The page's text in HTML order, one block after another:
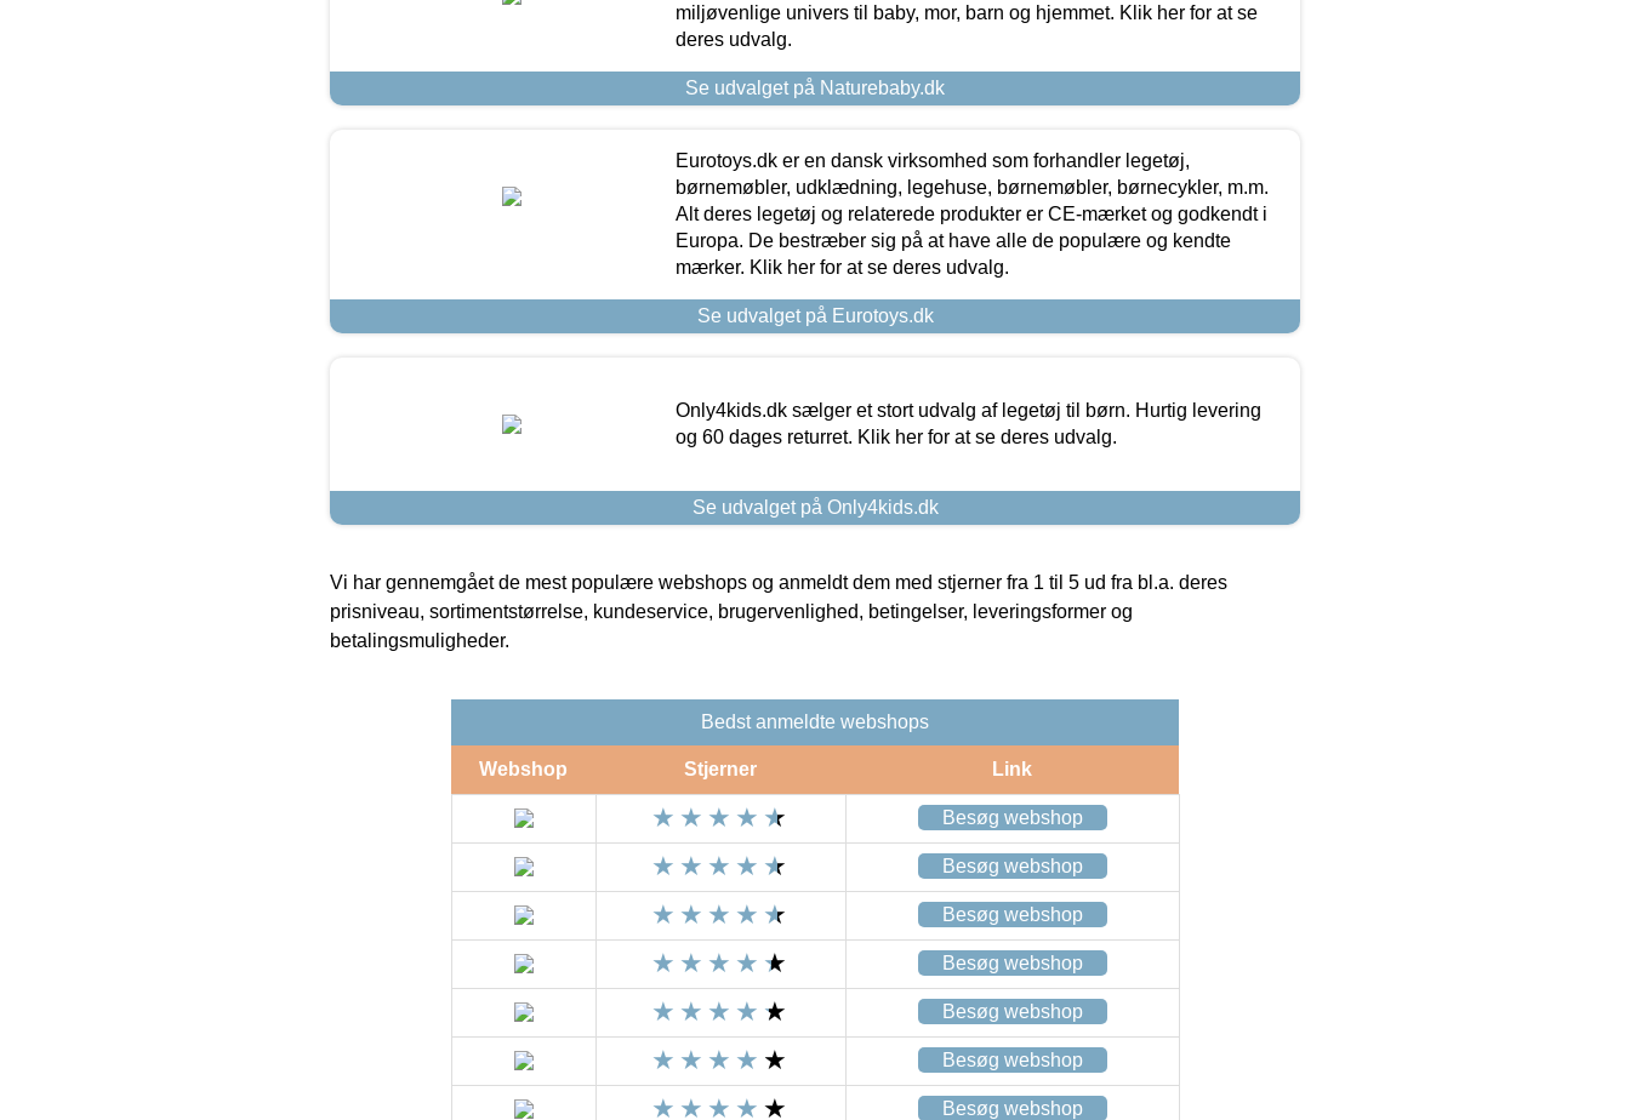
miljøvenlige univers til baby, mor, barn og hjemmet. Klik her for at se
deres udvalg.
Se udvalget på Naturebaby.dk
Eurotoys.dk er en dansk virksomhed som forhandler legetøj,
børnemøbler, udklædning, legehuse, børnemøbler, børnecykler, m.m.
Alt deres legetøj og relaterede produkter er CE-mærket og godkendt i
Europa. De bestræber sig på at have alle de populære og kendte
mærker. Klik her for at se deres udvalg.
Se udvalget på Eurotoys.dk
Only4kids.dk sælger et stort udvalg af legetøj til børn. Hurtig levering
og 60 dages returret. Klik her for at se deres udvalg.
Se udvalget på Only4kids.dk
Vi har gennemgået de mest populære webshops og anmeldt dem med stjerner fra 1 til 5 ud fra bl.a. deres
prisniveau, sortimentstørrelse, kundeservice, brugervenlighed, betingelser, leveringsformer og
betalingsmuligheder.
Bedst anmeldte webshops
Webshop Stjerner Link
Besøg webshop
Besøg webshop
Besøg webshop
Besøg webshop
Besøg webshop
Besøg webshop
Besøg webshop